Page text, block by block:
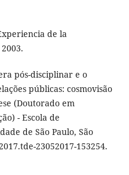
de la
pós-disciplinar e o
públicas: cosmovisão
(Doutorado em
- Escola de
de São Paulo, São
23052017-153254.